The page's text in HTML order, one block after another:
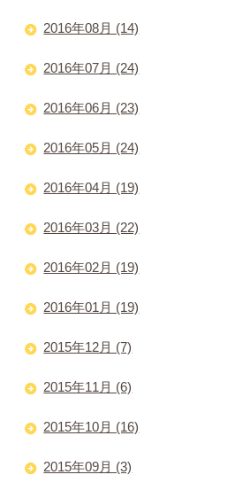
2016年08月 (14)
2016年07月 (24)
2016年06月 (23)
2016年05月 (24)
2016年04月 (19)
2016年03月 (22)
2016年02月 (19)
2016年01月 (19)
2015年12月 (7)
2015年11月 (6)
2015年10月 (16)
2015年09月 (3)